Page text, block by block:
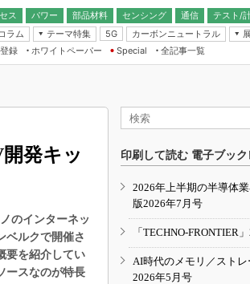
ス パワー 部品材料 センシング
通信
無線
テスト/
コラム
テーマ特集
）
5G カーボンニュートラル
IoT・エッジコンピューティング
EXPO
TECHNO-FRONTIER
人とくるま展
録 ホワイトペーパー
Special
全記事一覧
発キッ
のインターネッ
ベルクで開催さ
要を紹介してい
ースなのが特長
印刷して読む 電子ブック
2026年上半期の半導体
版2026年7月号
「TECHNO-FRONTIER
AI時代のメモリ／スト
2026年5月号